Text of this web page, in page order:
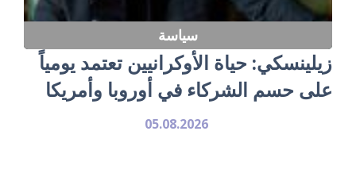
سياسة
زيلينسكي: حياة الأوكرانيين تعتمد يومياً
على حسم الشركاء في أوروبا وأمريكا
05.08.2026